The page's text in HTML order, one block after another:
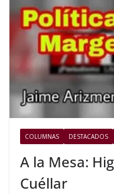
COLUMNAS DESTACADOS
A la Mesa:
Cuéllar